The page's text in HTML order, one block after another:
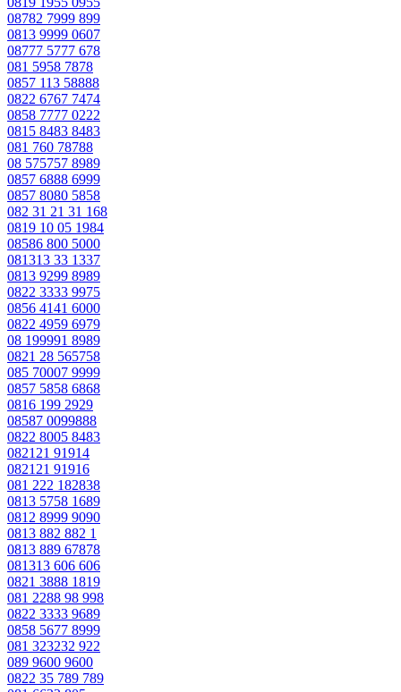
08782 7999 899
0813 9999 0607
08777 5777 678
081 5958 7878
0857 113 58888
0822 6767 7474
0858 7777 0222
0815 8483 8483
081 760 78788
08 575757 8989
0857 6888 6999
0857 8080 5858
082 31 21 31 168
0819 10 05 1984
08586 800 5000
081313 33 1337
0813 9299 8989
0822 3333 9975
0856 4141 6000
0822 4959 6979
08 199991 8989
0821 28 565758
085 70007 9999
0857 5858 6868
0816 199 2929
08587 0099888
0822 8005 8483
082121 91914
082121 91916
081 222 182838
0813 5758 1689
0812 8999 9090
0813 882 882 1
0813 889 67878
081313 606 606
0821 3888 1819
081 2288 98 998
0822 3333 9689
0858 5677 8999
081 323232 922
089 9600 9600
0822 35 789 789